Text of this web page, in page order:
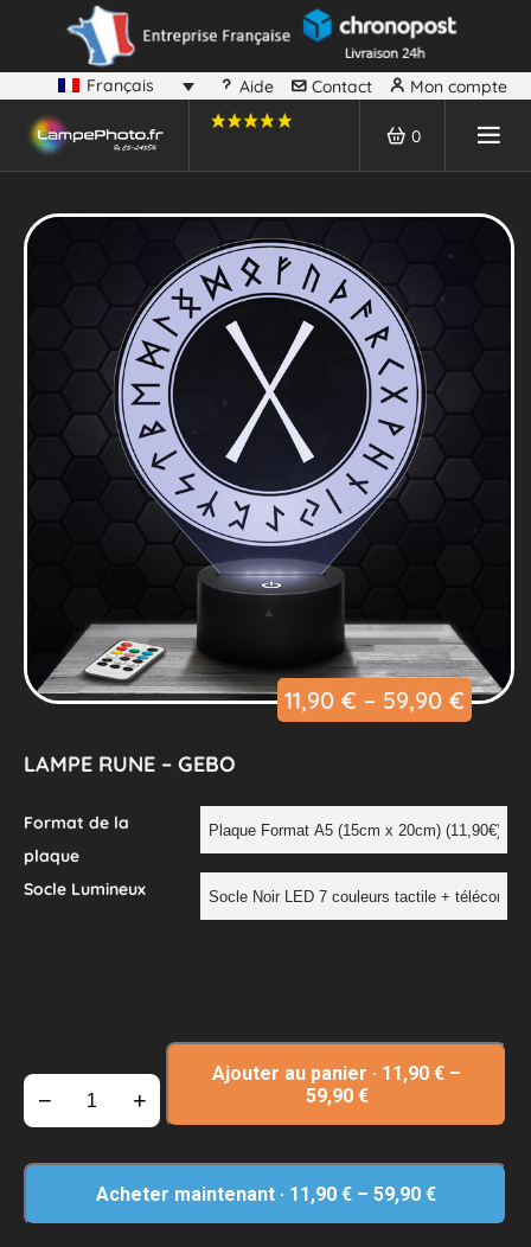
Français Aide Contact Mon compte
0
11,90 € – 59,90 €
LAMPE RUNE – GEBO
Format de la
plaque
Socle Lumineux
− +
Ajouter au panier · 11,90 € –
59,90 €
Acheter maintenant · 11,90 €– 59,90 €